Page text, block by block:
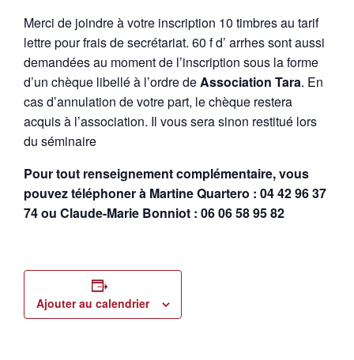
Merci de joindre à votre inscription 10 timbres au tarif
lettre pour frais de secrétariat. 60 fd’ arrhes sont aussi
demandées au moment de l’inscription sous la forme
d’un chèque libellé à l’ordre deAssociation Tara. En
cas d’annulation de votre part, le chèque restera
acquis à l’association. Il vous sera sinon restitué lors
du séminaire
Pour tout renseignement complémentaire, vous
pouvez téléphoner à Martine Quartero : 04 42 96 37
74 ou Claude-Marie Bonniot : 06 06 58 95 82
Ajouter au calendrier